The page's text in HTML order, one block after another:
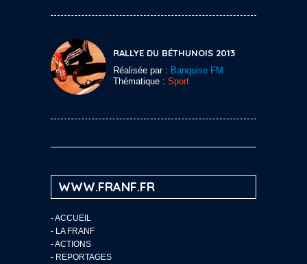
RALLYE DU BÉTHUNOIS 2013
Réalisée par : Banquise FM
Thématique : Sport
WWW.FRANF.FR
-ACCUEIL
- LA FRANF
-ACTIONS
- REPORTAGES